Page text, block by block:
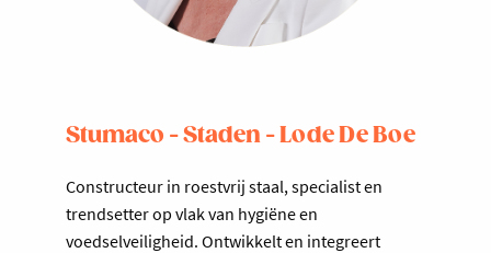
Stumaco - Staden - Lode De Boe
Constructeur in roestvrij staal, specialist en
trendsetter op vlak van hygiëne en
voedselveiligheid. Ontwikkelt en integreert